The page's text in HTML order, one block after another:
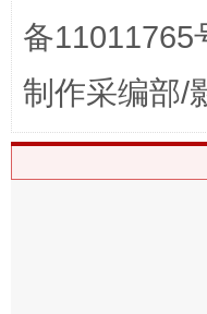
备11011765
制作采编部/